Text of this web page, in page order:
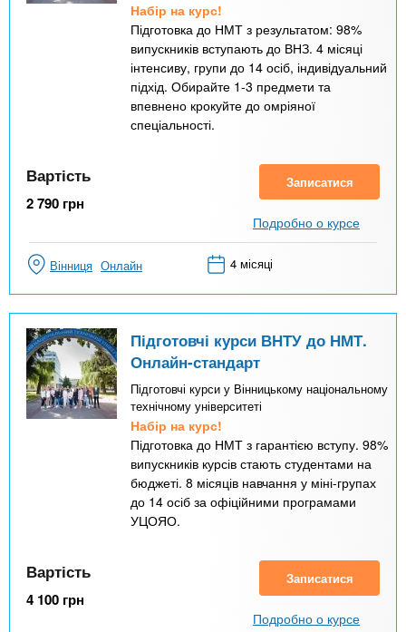
Набір на курс!
Підготовка до НМТ з результатом: 98%
випускників вступають до ВНЗ. 4 місяці
інтенсиву, групи до 14 осіб, індивідуальний
підхід. Обирайте 1-3 предмети та
впевнено крокуйте до омріяної
спеціальності.
Вартість
2 790 грн
Записатися
Подробно о курсе
Вінниця Онлайн 4 місяці
Підготовчі курси ВНТУ до НМТ.
Онлайн-стандарт
Підготовчі курси у Вінницькому національному
технічному університеті
Набір на курс!
Підготовка до НМТ з гарантією вступу. 98%
випускників курсів стають студентами на
бюджеті. 8 місяців навчання у міні-групах
до 14 осіб за офіційними програмами
УЦОЯО.
Вартість
4 100 грн
Записатися
Подробно о курсе